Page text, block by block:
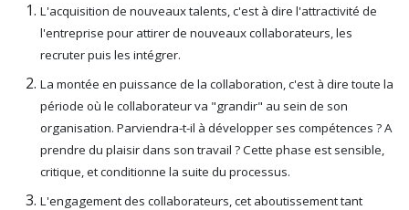
L'acquisition de nouveaux talents, c'est à dire l'attractivité de
l'entreprise pour attirer de nouveaux collaborateurs, les
recruter puis les intégrer.
La montée en puissance de la collaboration, c'est à dire toute la
période où le collaborateur va "grandir" au sein de son
organisation. Parviendra-t-il à développer ses compétences ? A
prendre du plaisir dans son travail ? Cette phase est sensible,
critique, et conditionne la suite du processus.
L'engagement des collaborateurs, cet aboutissement tant